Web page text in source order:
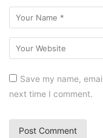
Save my name,
next time I comment.